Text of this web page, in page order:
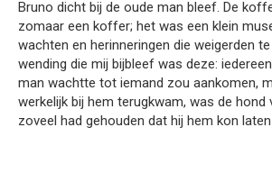
Bruno dicht bij de oude man bleef. De
zomaar een koffer; het was een klein
wachten en herinneringen die weigerden te
wending die mij bijbleef was deze:
man wachtte tot iemand zou aankomen,
werkelijk bij hem terugkwam, was de hond
zoveel had gehouden dat hij hem kon